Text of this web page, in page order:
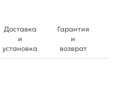
Доставка
и
установка
Гарантия
и
возврат